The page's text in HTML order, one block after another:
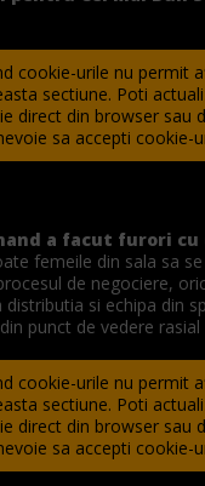
cookie-urile nu permit
sectiune. Poti
direct din browser sau
sa accepti cookie-
a facut furori
femeile din sala sa
de negociere,
distributia si echipa din
punct de vedere rasial
cookie-urile nu permit
sectiune. Poti
direct din browser sau
sa accepti cookie-